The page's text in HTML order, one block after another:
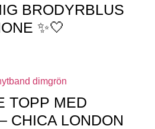
BRODYRBLUS
✨🤍
TOPP MED
CHICA LONDON